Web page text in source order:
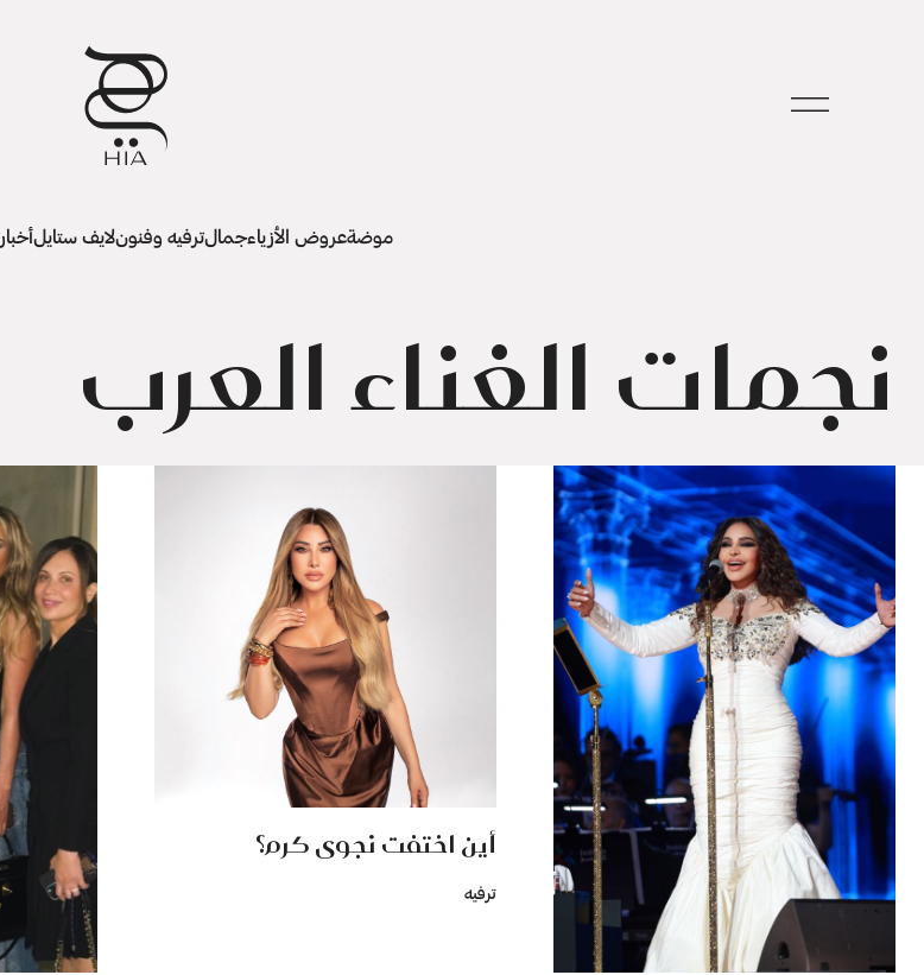
موضةعروض الأزياءجمالترفيه وفنونلايف ستايلأخبار
نجمات الغناء العرب
أين اختفت نجوى كرم؟
ترفيه